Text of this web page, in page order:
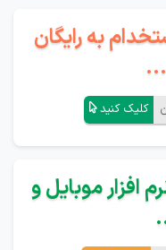
به رایگان
کلیک کنید
افزار موبایل و